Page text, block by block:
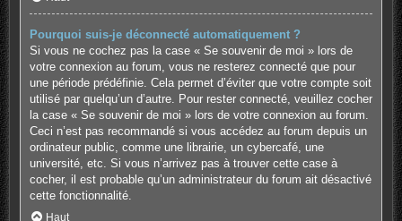
Pourquoi suis-je déconnecté automatiquement ?
Si vous ne cochez pas la case « Se souvenir de moi » lors de
votre connexion au forum, vous ne resterez connecté que pour
une période prédéfinie. Cela permet d’éviter que votre compte soit
utilisé par quelqu’un d’autre. Pour rester connecté, veuillez cocher
la case « Se souvenir de moi » lors de votre connexion au forum.
Ceci n’est pas recommandé si vous accédez au forum depuis un
ordinateur public, comme une librairie, un cybercafé, une
université, etc. Si vous n’arrivez pas à trouver cette case à
cocher, il est probable qu’un administrateur du forum ait désactivé
cette fonctionnalité.
Haut